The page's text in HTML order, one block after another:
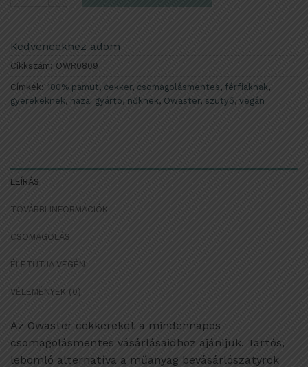
Kedvencekhez adom
Cikkszám: OWR0809
Címkék: 100% pamut, cekker, csomagolásmentes, férfiaknak,
gyerekeknek, hazai gyártó , nőknek, Owaster, szütyő, vegán
LEÍRÁS
TOVÁBBI INFORMÁCIÓK
CSOMAGOLÁS
ÉLETÚTJA VÉGÉN
VÉLEMÉNYEK (0)
Az Owaster cekkereket a mindennapos
csomagolásmentes vásárlásaidhoz ajánljuk. Tartós,
lebomló alternatíva a műanyag bevásárlószatyrok